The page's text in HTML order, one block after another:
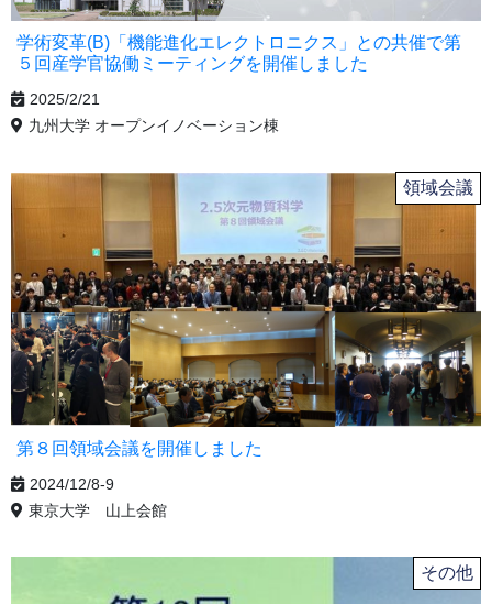
学術変革(B)「機能進化エレクトロニクス」との共催で第
５回産学官協働ミーティングを開催しました
2025/2/21
九州大学 オープンイノベーション棟
領域会議
第８回領域会議を開催しました
2024/12/8-9
東京大学 山上会館
その他